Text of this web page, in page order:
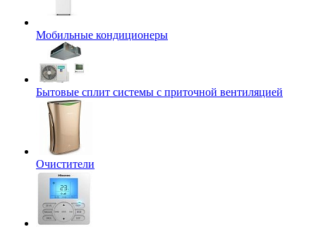
Мобильные кондиционеры
Бытовые сплит системы с приточной вентиляцией
Очистители